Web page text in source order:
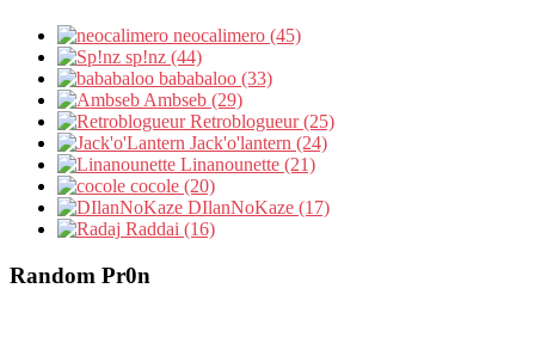
neocalimero (45)
sp!nz (44)
bababaloo (33)
Ambseb (29)
Retroblogueur (25)
Jack'o'lantern (24)
Linanounette (21)
cocole (20)
DIlanNoKaze (17)
Raddai (16)
Random Pr0n